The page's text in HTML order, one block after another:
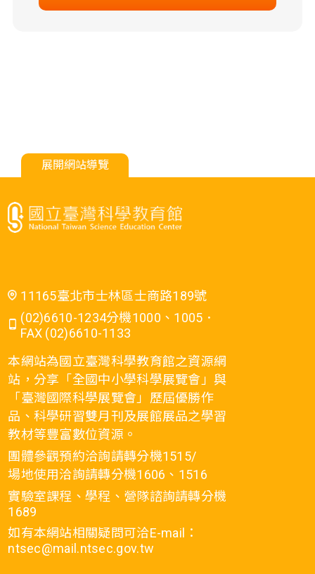
展開網站導覽
11165臺北市士林區士商路189號
(02)6610-1234分機1000、1005．
FAX (02)6610-1133
本網站為國立臺灣科學教育館之資源網
站，分享「全國中小學科學展覽會」與
「臺灣國際科學展覽會」歷屆優勝作
品、科學研習雙月刊及展館展品之學習
教材等豐富數位資源。
團體參觀預約洽詢請轉分機1515/
場地使用洽詢請轉分機1606、1516
實驗室課程、學程、營隊諮詢請轉分機
1689
如有本網站相關疑問可洽E-mail：
ntsec@mail.ntsec.gov.tw